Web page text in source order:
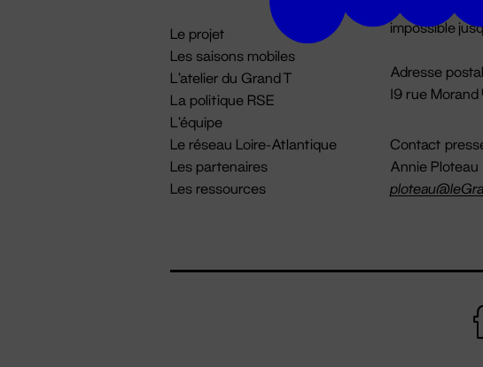
Le projet
Les saisons mobiles
L'atelier du Grand T
La politique RSE
L'équipe
Le réseau Loire-Atlantique
Les partenaires
Les ressources
impossible
Adresse
19 rue
Contact
Annie Ploteau